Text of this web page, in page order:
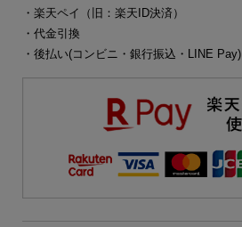
・楽天ペイ（旧：楽天ID決済）
・代金引換
・後払い(コンビニ・銀行振込・LINE Pay)